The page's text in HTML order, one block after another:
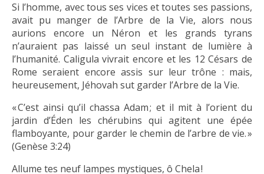
Si l’homme, avec tous ses vices et toutes ses passions,
avait pu manger de l’Arbre de la Vie, alors nous
aurions encore un Néron et les grands tyrans
n’auraient pas laissé un seul instant de lumière à
l’humanité. Caligula vivrait encore et les 12 Césars de
Rome seraient encore assis sur leur trône : mais,
heureusement, Jéhovah sut garder l’Arbre de la Vie.
« C’est ainsi qu’il chassa Adam ; et il mit à l’orient du
jardin d’Éden les chérubins qui agitent une épée
flamboyante, pour garder le chemin de l’arbre de vie. »
(Genèse 3:24)
Allume tes neuf lampes mystiques, ô Chela !